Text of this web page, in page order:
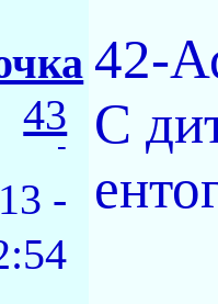
43
-
-
42-
С